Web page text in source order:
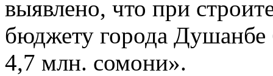
выявлено, что при
бюджету города Душанбе
4,7 млн. сомони».